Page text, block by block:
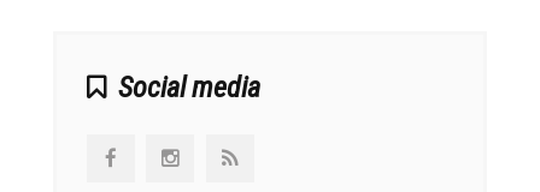
Social media